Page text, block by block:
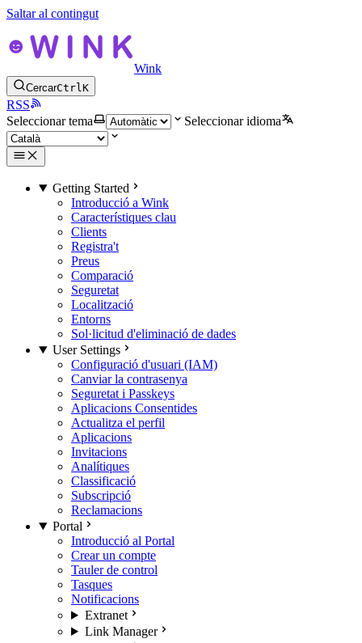
Saltar al contingut
Wink
CercarCtrlK
RSS
Seleccionar tema
Seleccionar idioma
Getting Started
Introducció a Wink
Característiques clau
Clients
Registra't
Preus
Comparació
Seguretat
Localització
Entorns
Sol·licitud d'eliminació de dades
User Settings
Configuració d'usuari (IAM)
Canviar la contrasenya
Seguretat i Passkeys
Aplicacions Consentides
Actualitza el perfil
Aplicacions
Invitacions
Analítiques
Classificació
Subscripció
Reclamacions
Portal
Introducció al Portal
Crear un compte
Tauler de control
Tasques
Notificacions
Extranet
Link Manager